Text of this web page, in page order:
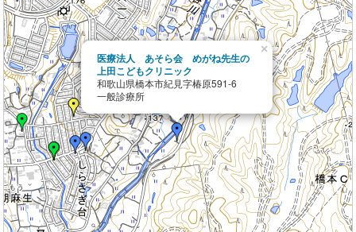
医療法人 あそら会 めがね先生の
上田こどもクリニック
和歌山県橋本市紀見字椿原591-6
一般診療所
×